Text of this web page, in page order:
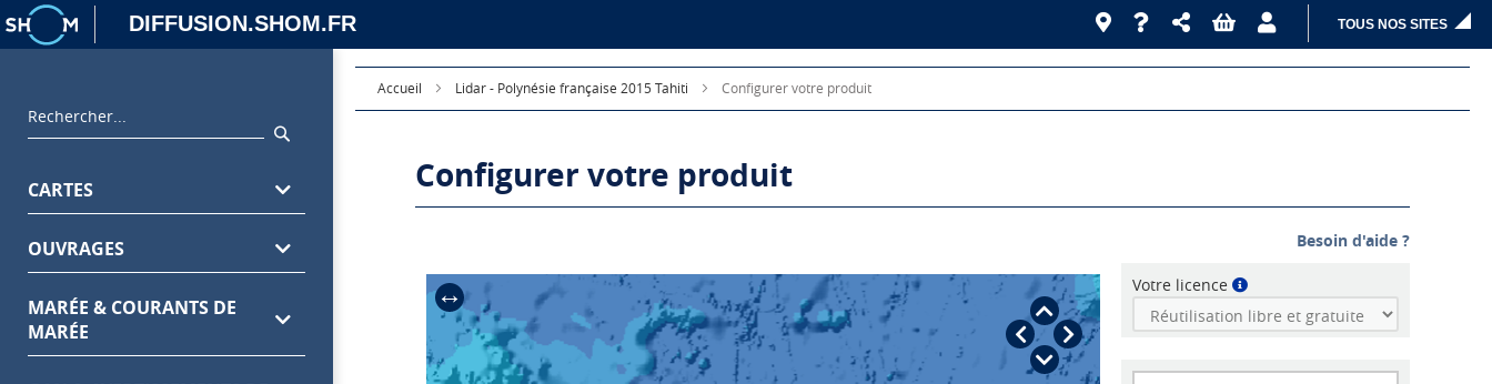
DIFFUSION.SHOM.FR TOUS NOS SITES
Rechercher
Menu
CARTES
OUVRAGES
MARÉE & COURANTS DE
MARÉE
Accueil Lidar - Polynésie française 2015 Tahiti Configurer votre produit
Configurer votre produit
Besoin d'aide ?
↔ Votre licence